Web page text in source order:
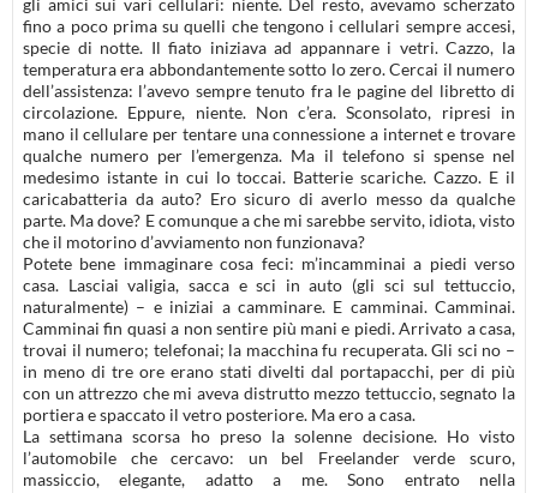
gli amici sui vari cellulari: niente. Del resto, avevamo scherzato
fino a poco prima su quelli che tengono i cellulari sempre accesi,
specie di notte. Il fiato iniziava ad appannare i vetri. Cazzo, la
temperatura era abbondantemente sotto lo zero. Cercai il numero
dell’assistenza: l’avevo sempre tenuto fra le pagine del libretto di
circolazione. Eppure, niente. Non c’era. Sconsolato, ripresi in
mano il cellulare per tentare una connessione a internet e trovare
qualche numero per l’emergenza. Ma il telefono si spense nel
medesimo istante in cui lo toccai. Batterie scariche. Cazzo. E il
caricabatteria da auto? Ero sicuro di averlo messo da qualche
parte. Ma dove? E comunque a che mi sarebbe servito, idiota, visto
che il motorino d’avviamento non funzionava?
Potete bene immaginare cosa feci: m’incamminai a piedi verso
casa. Lasciai valigia, sacca e sci in auto (gli sci sul tettuccio,
naturalmente) – e iniziai a camminare. E camminai. Camminai.
Camminai fin quasi a non sentire più mani e piedi. Arrivato a casa,
trovai il numero; telefonai; la macchina fu recuperata. Gli sci no –
in meno di tre ore erano stati divelti dal portapacchi, per di più
con un attrezzo che mi aveva distrutto mezzo tettuccio, segnato la
portiera e spaccato il vetro posteriore. Ma ero a casa.
La settimana scorsa ho preso la solenne decisione. Ho visto
l’automobile che cercavo: un bel Freelander verde scuro,
massiccio, elegante, adatto a me. Sono entrato nella